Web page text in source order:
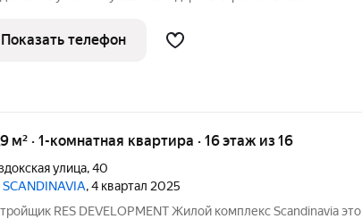
квартир до отделки дома. Финансовая безопасность:
комплекса
Показать телефон
м² · 1-комнатная квартира · 16 этаж из 16
улица,40
SCANDINAVIA, 4 квартал 2025
RES DEVELOPMENT Жилой комплекс Scandinavia это